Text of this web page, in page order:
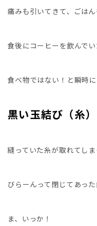
痛みも引いてきて、ごは
食後にコーヒーを飲んで
食べ物ではない！と瞬時に
黒い玉結び（糸）
縫っていた糸が取れてしま
びらーんって閉じてあっ
ま、いっか！